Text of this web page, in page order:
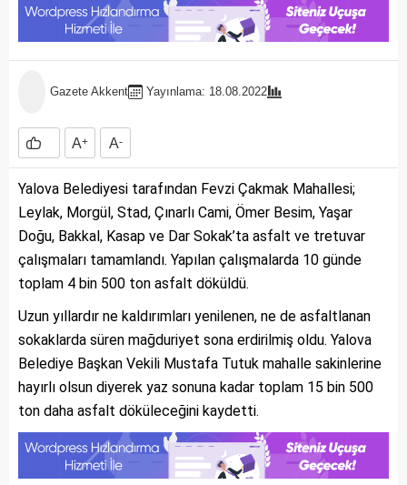
Gazete Akkent Yayınlama: 18.08.2022
A+ A-
Yalova Belediyesi tarafından Fevzi Çakmak Mahallesi;
Leylak, Morgül, Stad, Çınarlı Cami, Ömer Besim, Yaşar
Doğu, Bakkal, Kasap ve Dar Sokak’ta asfalt ve tretuvar
çalışmaları tamamlandı. Yapılan çalışmalarda 10 günde
toplam 4 bin 500 ton asfalt döküldü.
Uzun yıllardır ne kaldırımları yenilenen, ne de asfaltlanan
sokaklarda süren mağduriyet sona erdirilmiş oldu. Yalova
Belediye Başkan Vekili Mustafa Tutuk mahalle sakinlerine
hayırlı olsun diyerek yaz sonuna kadar toplam 15 bin 500
ton daha asfalt döküleceğini kaydetti.